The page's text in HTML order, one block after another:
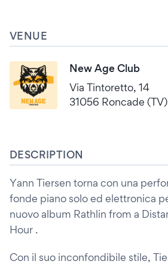
VENUE
New Age Club
Via Tintoretto, 14
31056 Roncade (TV)
DESCRIPTION
Yann Tiersen torna con una
fonde piano solo ed elettronica
nuovo album Rathlin from a
Hour .
Con il suo inconfondibile stile,